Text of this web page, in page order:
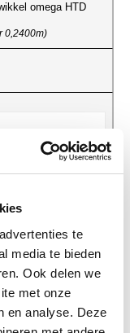
te
media te bieden
Ook delen we
met onze
en analyse. Deze
omega HTD
0,2400m)
omega HTD
0,2400m)